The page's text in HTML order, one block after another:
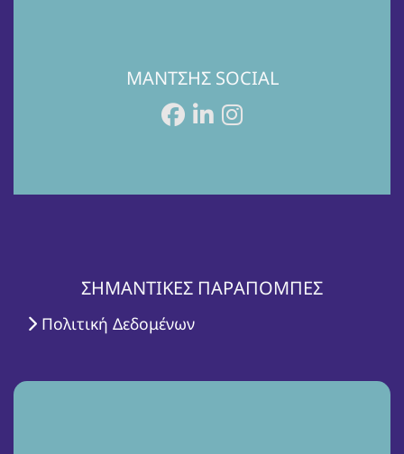
ΜΑΝΤΣΗΣ SOCIAL
ΣΗΜΑΝΤΙΚΕΣ ΠΑΡΑΠΟΜΠΕΣ
Πολιτική Δεδομένων